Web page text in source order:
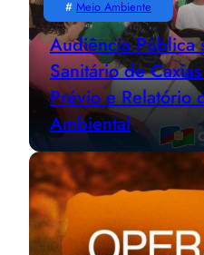
# Meio Ambiente
Audiência Pública
Sanitário de
Prévio e Relatório
Ambiental